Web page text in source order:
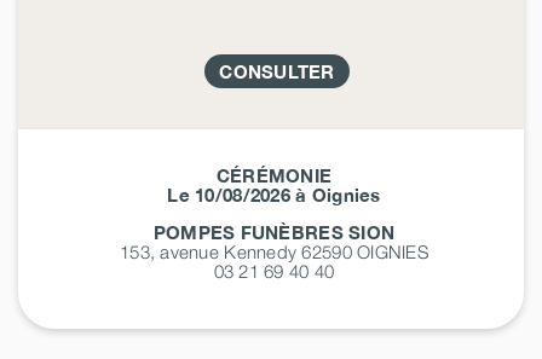
CONSULTER
CÉRÉMONIE
Le 10/08/2026 à Oignies
POMPES FUNÈBRES SION
153, avenue Kennedy 62590OIGNIES
03 21 69 40 40